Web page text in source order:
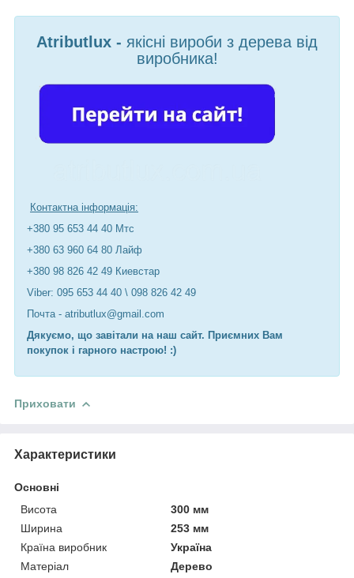
Atributlux - якісні вироби з дерева від
виробника!
Контактна інформація:
+380 95 653 44 40 Мтс
+380 63 960 64 80 Лайф
+380 98 826 42 49 Киевстар
Viber: 095 653 44 40 \ 098 826 42 49
Почта - atributlux@gmail.com
Дякуємо, що завітали на наш сайт. Приємних Вам
покупок і гарного настрою! :)
Приховати
Характеристики
Основні
Висота
300 мм
Ширина
253 мм
Країна виробник
Україна
Матеріал
Дерево